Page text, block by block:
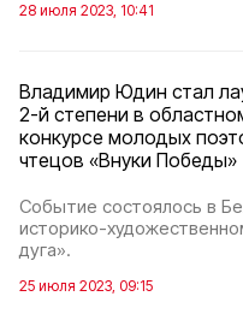
28 июля 2023, 10:41
Владимир Юдин стал
2-й степени в
конкурсе молодых
чтецов «Внуки Победы»
Событие состоялось в
историко-
дуга».
25 июля 2023, 09:15